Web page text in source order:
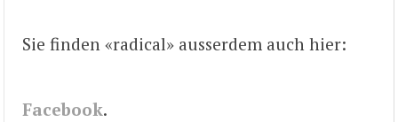
Sie finden «radical» ausserdem auch hier:
Facebook.